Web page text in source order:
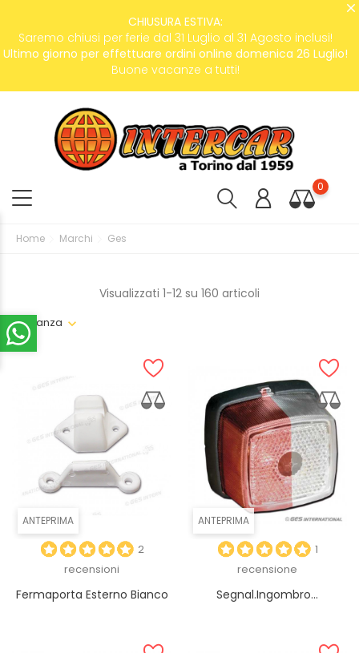
CHIUSURA ESTIVA:
Saremo chiusi per ferie dal 31 Luglio al 31 Agosto inclusi!
Ultimo giorno per effettuare ordini online domenica 26 Luglio!
Buone vacanze a tutti!
0
Home Marchi Ges
Rilevanza
Visualizzati 1-12 su 160 articoli
ANTEPRIMA
2
recensioni
Fermaporta Esterno Bianco
ANTEPRIMA
1
recensione
Segnal.ingombro...